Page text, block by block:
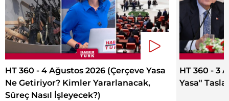
HT 360 - 4 Ağustos 2026 (Çerçeve Yasa
Ne Getiriyor? Kimler Yararlanacak,
Süreç Nasıl İşleyecek?)
HT 360 - 3
Yasa"